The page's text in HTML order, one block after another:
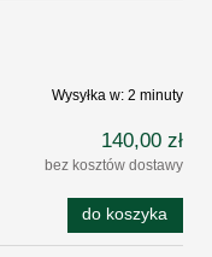
Wysyłka w: 2 minuty
140,00 zł
bez kosztów dostawy
do koszyka